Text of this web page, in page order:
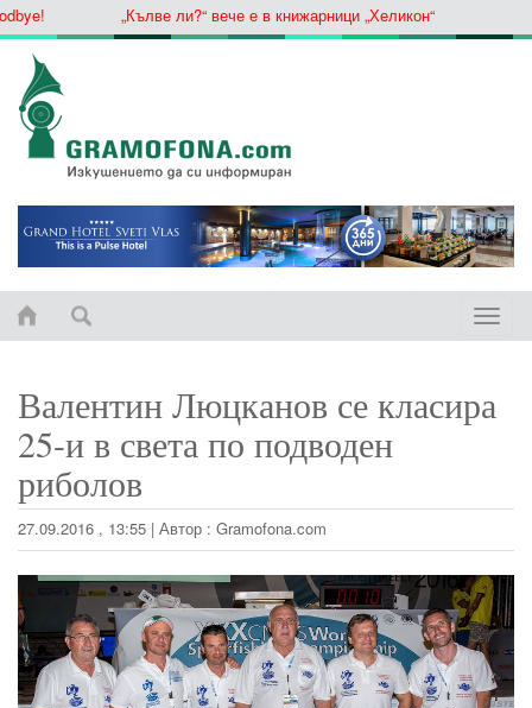
„Кълве ли?“ вече е в книжарници „Хеликон“
Toggle
Валентин Люцканов се класира
25-и в света по подводен
риболов
27.09.2016 , 13:55 | Автор : Gramofona.com